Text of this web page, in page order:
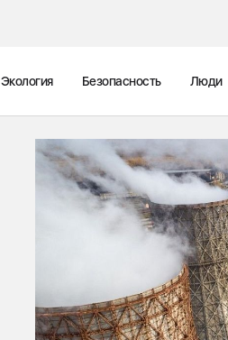
Экология Безопасность Люди